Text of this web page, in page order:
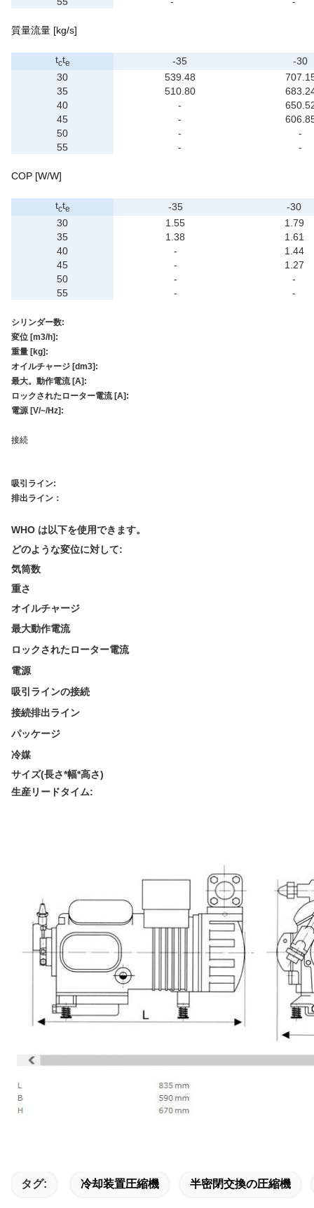
質量流量 [kg/s]
tcte -35
-30
30
539.48
35
510.80
40
-
45
-
50
-
-
55
- -
COP [W/W]
tcte -35
-30
30
1.55
1.79
35
1.38
1.61
40
-
1.44
45
-
1.27
50
-
-
55
- -
シリンダー数:
変位 [m3/h]:
重量 [kg]:
オイルチャージ [dm3]:
最大。動作電流 [A]:
ロックされたローター電流 [A]:
電源 [V/~/Hz]:
接続
吸引ライン:
排出ライン：
WHO は以下を使用できます。
どのような変位に対して:
気筒数
重さ
オイルチャージ
最大動作電流
ロックされたローター電流
電源
吸引ラインの接続
接続排出ライン
パッケージ
冷媒
サイズ(長さ*幅*高さ)
生産リードタイム:
タグ: 冷却装置圧縮機 半密閉交換の圧縮機